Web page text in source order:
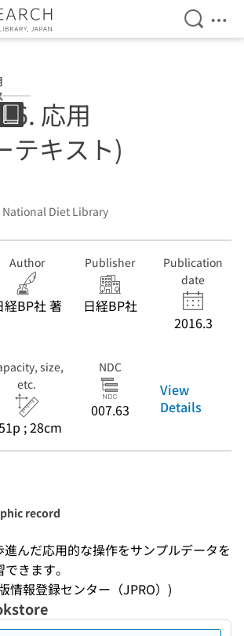
Open
応用
テキスト)
Diet Library
Author
経BP社 著
Publisher
日経BP社
Publication
date
2016.3
size,
etc.
; 28cm
NDC
007.63
View
Details
record
んだ応用的な操作をサンプルデータを
きます。
情報登録センター（JPRO）)